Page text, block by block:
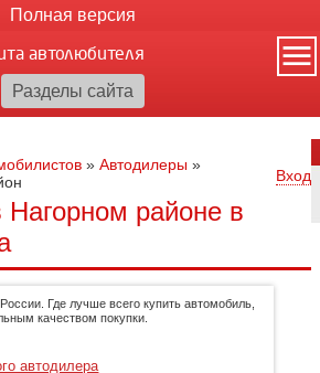
Полная версия
автолюбителя
» Автодилеры »
Вход
районе в
Где лучше всего купить автомобиль,
качеством покупки.
автодилера